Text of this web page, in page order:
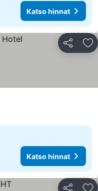
Katso hinnat
Jaa
Katso hinnat